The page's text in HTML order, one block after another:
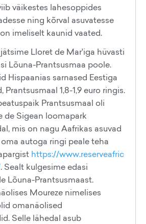
väikestes lahesoppides
ning kõrval asuvatesse
imeliselt kaunid vaated.
Lloret de Mar'iga hüvasti
Lõuna-Prantsusmaa poole.
Hispaanias sarnased Eestiga
1,8-1,9 euro ringis.
Prantsusmaal oli
de Sigean loomapark
mis on nagu Aafrikas asuvad
autoga ringi peale teha
https://www.reserveafric
. Sealt kulgesime edasi
Lõuna-Prantsusmaast.
Moureze nimelises
omanäolised
Selle lähedal asub